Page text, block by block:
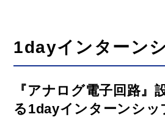
1dayインターン
『アナログ電子回路』
る1dayインターンシッ